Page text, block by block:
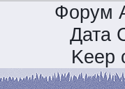
Форум
Дата
Keep